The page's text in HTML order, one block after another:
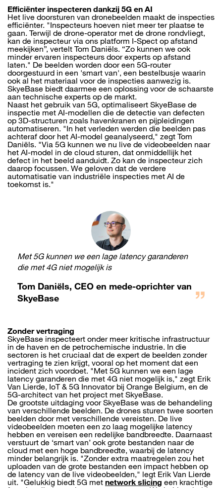
Efficiënter inspecteren dankzij 5G en AI
Het live doorsturen van dronebeelden maakt de inspecties
efficiënter. "Inspecteurs hoeven niet meer ter plaatse te
gaan. Terwijl de drone-operator met de drone rondvliegt,
kan de inspecteur via ons platform I-Spect op afstand
meekijken”, vertelt Tom Daniëls. “Zo kunnen we ook
minder ervaren inspecteurs door experts op afstand
laten." De beelden worden door een 5G-router
doorgestuurd in een 'smart van', een bestelbusje waarin
ook al het materiaal voor de inspecties aanwezig is.
SkyeBase biedt daarmee een oplossing voor de schaarste
aan technische experts op de markt.
Naast het gebruik van 5G, optimaliseert SkyeBase de
inspectie met AI-modellen die de detectie van defecten
op 3D-structuren zoals havenkranen en pijpleidingen
automatiseren. "In het verleden werden die beelden pas
achteraf door het AI-model geanalyseerd," zegt Tom
Daniëls. "Via 5G kunnen we nu live de videobeelden naar
het AI-model in de cloud sturen, dat onmiddellijk het
defect in het beeld aanduidt. Zo kan de inspecteur zich
daarop focussen. We geloven dat de verdere
automatisatie van industriële inspecties met AI de
toekomst is."
Met 5G kunnen we een lage latency garanderen
die met 4G niet mogelijk is
Tom Daniëls, CEO en mede-oprichter van
SkyeBase
Zonder vertraging
SkyeBase inspecteert onder meer kritische infrastructuur
in de haven en de petrochemische industrie. In die
sectoren is het cruciaal dat de expert de beelden zonder
vertraging te zien krijgt, vooral op het moment dat een
incident zich voordoet. "Met 5G kunnen we een lage
latency garanderen die met 4G niet mogelijk is," zegt Erik
Van Lierde, IoT & 5G Innovator bij Orange Belgium, en de
5G-architect van het project met SkyeBase.
De grootste uitdaging voor SkyeBase was de behandeling
van verschillende beelden. De drones sturen twee soorten
beelden door met verschillende vereisten. De live
videobeelden moeten een zo laag mogelijke latency
hebben en vereisen een redelijke bandbreedte. Daarnaast
verstuurt de ‘smart van’ ook grote bestanden naar de
cloud met een hoge bandbreedte, waarbij de latency
minder belangrijk is. "Zonder extra maatregelen zou het
uploaden van de grote bestanden een impact hebben op
de latency van de live videobeelden," legt Erik Van Lierde
uit. "Gelukkig biedt 5G met network slicing een krachtige